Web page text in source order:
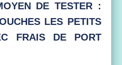
DE TESTER :
LES PETITS
FRAIS DE PORT